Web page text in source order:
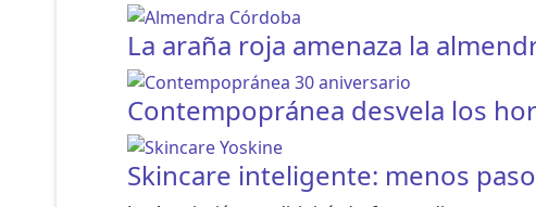
La araña roja amenaza la
Contempopránea desvela los
Skincare inteligente: menos